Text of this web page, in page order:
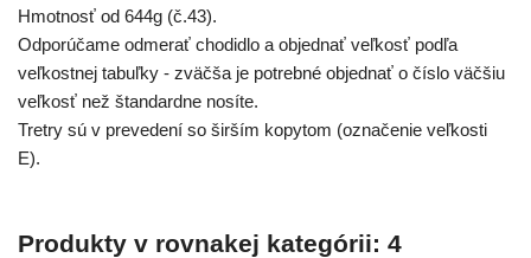
Hmotnosť od 644g (č.43).
Odporúčame odmerať chodidlo a objednať veľkosť podľa
veľkostnej tabuľky - zväčša je potrebné objednať o číslo väčšiu
veľkosť než štandardne nosíte.
Tretry sú v prevedení so širším kopytom (označenie veľkosti
E).
Produkty v rovnakej kategórii: 4